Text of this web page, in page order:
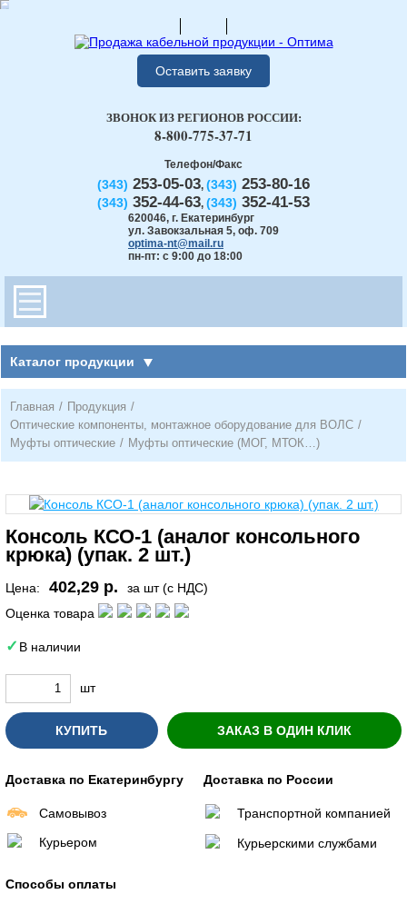
Оставить заявку
Телефон/Факс
(343) 253-05-03, (343) 253-80-16
(343) 352-44-63, (343) 352-41-53
620046, г. Екатеринбург
ул. Завокзальная 5, оф. 709
optima-nt@mail.ru
пн-пт: с 9:00 до 18:00
ЗВОНОК ИЗ РЕГИОНОВ РОССИИ:
8-800-775-37-71
Каталог продукции
Главная / Продукция /
Оптические компоненты, монтажное оборудование для ВОЛС /
Муфты оптические / Муфты оптические (МОГ, МТОК…)
Консоль КСО-1 (аналог консольного
крюка) (упак. 2 шт.)
Цена: 402,29 р.
за шт (с НДС)
Оценка товара
В наличии
шт
КУПИТЬ ЗАКАЗ В ОДИН КЛИК
Доставка по Екатеринбургу
Самовывоз
Курьером
Доставка по России
Транспортной компанией
Курьерскими службами
Способы оплаты